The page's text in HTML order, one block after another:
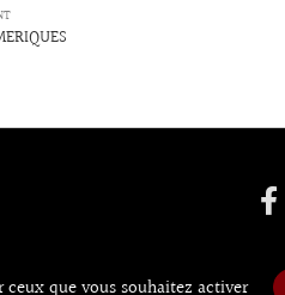
que vous souhaitez activer